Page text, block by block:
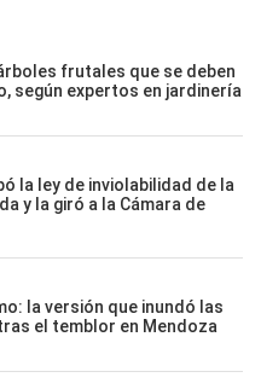
frutales que se deben
según expertos en jardinería
la ley de inviolabilidad de la
y la giró a la Cámara de
la versión que inundó las
el temblor en Mendoza